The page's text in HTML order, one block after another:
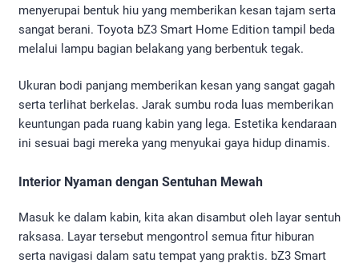
menyerupai bentuk hiu yang memberikan kesan tajam serta
sangat berani. Toyota bZ3 Smart Home Edition tampil beda
melalui lampu bagian belakang yang berbentuk tegak.
Ukuran bodi panjang memberikan kesan yang sangat gagah
serta terlihat berkelas. Jarak sumbu roda luas memberikan
keuntungan pada ruang kabin yang lega. Estetika kendaraan
ini sesuai bagi mereka yang menyukai gaya hidup dinamis.
Interior Nyaman dengan Sentuhan Mewah
Masuk ke dalam kabin, kita akan disambut oleh layar sentuh
raksasa. Layar tersebut mengontrol semua fitur hiburan
serta navigasi dalam satu tempat yang praktis. bZ3 Smart